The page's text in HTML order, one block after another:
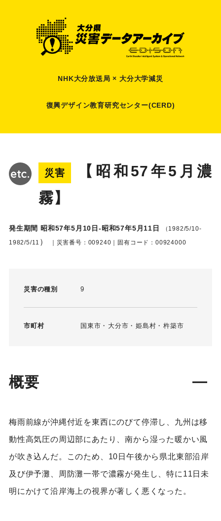
NHK大分放送局 × 大分大学減災
復興デザイン教育研究センター(CERD)
災害
【昭和57年5月濃
霧】
発生期間 昭和57年5月10日-昭和57年5月11日
（1982/5/10-
1982/5/11 ） ｜災害番号：009240｜固有コード：00924000
災害の種別 9
市町村 国東市 大分市 姫島村 杵築市
概要
梅雨前線が沖縄付近を東西にのびて停滞し、九州は移
動性高気圧の周辺部にあたり、南から湿った暖かい風
が吹き込んだ。このため、10日午後から県北東部沿岸
及び伊予灘、周防灘一帯で濃霧が発生し、特に11日未
明にかけて沿岸海上の視界が著しく悪くなった。